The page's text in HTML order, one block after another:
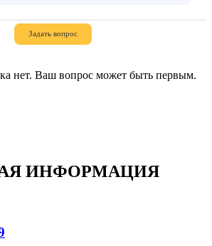
Задать вопрос
нет. Ваш вопрос может быть первым.
ИНФОРМАЦИЯ